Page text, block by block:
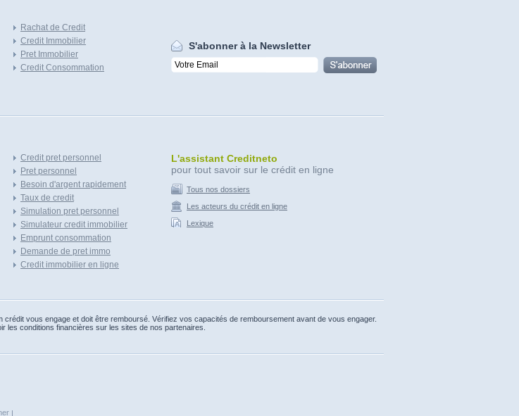
Rachat de Credit
Credit Immobilier
Pret Immobilier
Credit Consommation
S'abonner à la Newsletter
Credit pret personnel
Pret personnel
Besoin d'argent rapidement
Taux de credit
Simulation pret personnel
Simulateur credit immobilier
Emprunt consommation
Demande de pret immo
Credit immobilier en ligne
L'assistant Creditneto
pour tout savoir sur le crédit en ligne
Tous nos dossiers
Les acteurs du crédit en ligne
Lexique
crédit vous engage et doit être remboursé. Vérifiez vos capacités de remboursement avant de vous engager.
les conditions financières sur les sites de nos partenaires.